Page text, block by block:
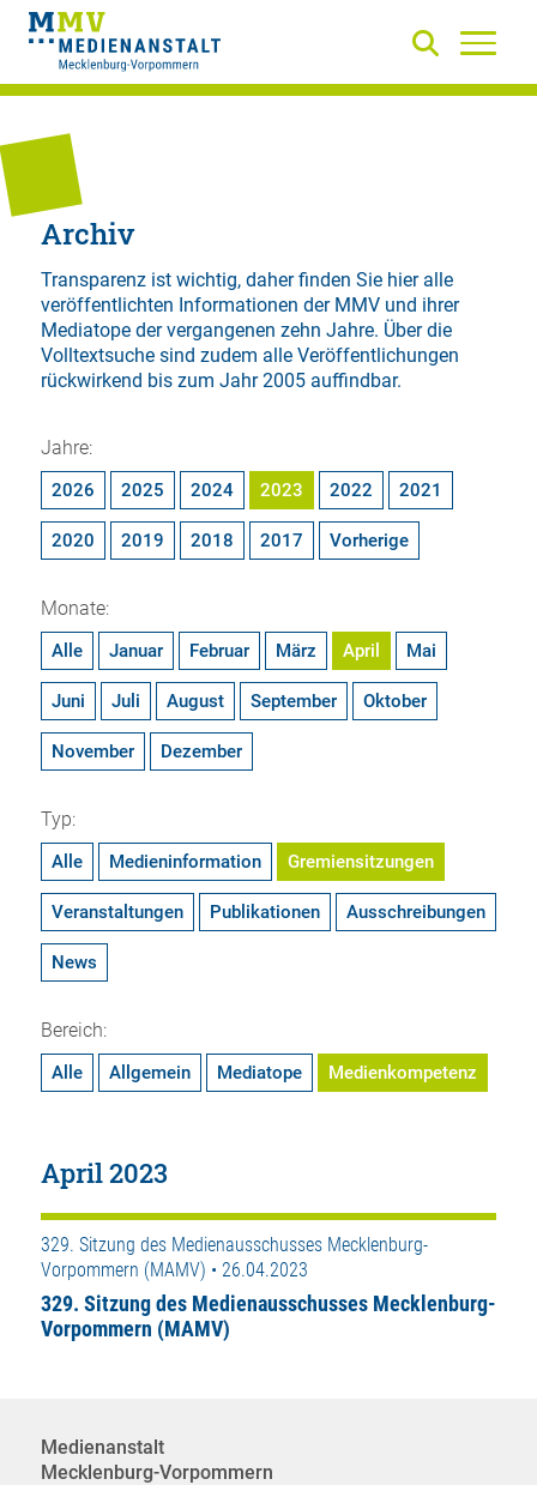
Archiv
Transparenz ist wichtig, daher finden Sie hier alle
veröffentlichten Informationen der MMV und ihrer
Mediatope der vergangenen zehn Jahre. Über die
Volltextsuchesind zudem alle Veröffentlichungen
rückwirkend bis zum Jahr 2005 auffindbar.
Jahre:
2026 2025 2024 2023 2022 2021
2020 2019 2018 2017 Vorherige
Monate:
Alle Januar Februar März April Mai
Juni Juli August September Oktober
November Dezember
Typ:
Alle Medieninformation Gremiensitzungen
Veranstaltungen Publikationen Ausschreibungen
News
Bereich:
Alle Allgemein Mediatope Medienkompetenz
April 2023
329. Sitzung des Medienausschusses Mecklenburg-
Vorpommern (MAMV) • 26.04.2023
329. Sitzung des Medienausschusses Mecklenburg-
Vorpommern (MAMV)
Medienanstalt
Mecklenburg-Vorpommern